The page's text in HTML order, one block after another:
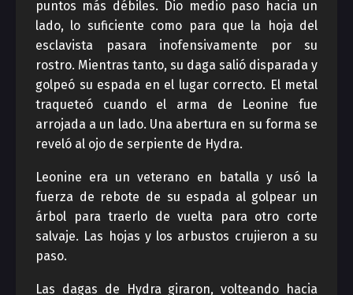
puntos más débiles. Dio medio paso hacia un
lado, lo suficiente como para que la hoja del
esclavista pasara inofensivamente por su
rostro. Mientras tanto, su daga salió disparada y
golpeó su espada en el lugar correcto. El metal
traqueteó cuando el arma de Leonine fue
arrojada a un lado. Una abertura en su forma se
reveló al ojo de serpiente de Hydra.
Leonine era un veterano en batalla y usó la
fuerza de rebote de su espada al golpear un
árbol para traerlo de vuelta para otro corte
salvaje. Las hojas y los arbustos crujieron a su
paso.
Las dagas de Hydra giraron, volteando hacia